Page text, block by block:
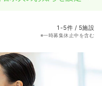
1-5件 / 5施設
※一時募集休止中を含む